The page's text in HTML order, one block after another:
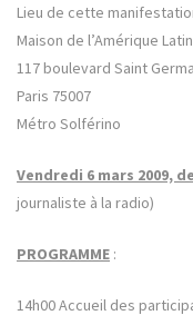
Lieu de cette
Maison de l’Amérique
117 boulevard Saint
Paris 75007
Métro Solférino
Vendredi 6 mars 2009,
journaliste à la radio)
PROGRAMME :
14h00 Accueil des